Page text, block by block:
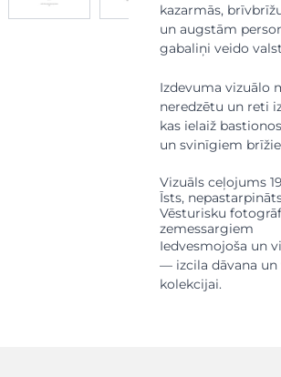
kazarmās,
un augstām
gabaliņi veido
Izdevuma vizuālo
neredzētu un reti
kas ielaiž
un svinīgiem
Vizuāls ceļojums
Īsts,
Vēsturisku
zemessargiem
Iedvesmojoša un
— izcila dāvana
kolekcijai.